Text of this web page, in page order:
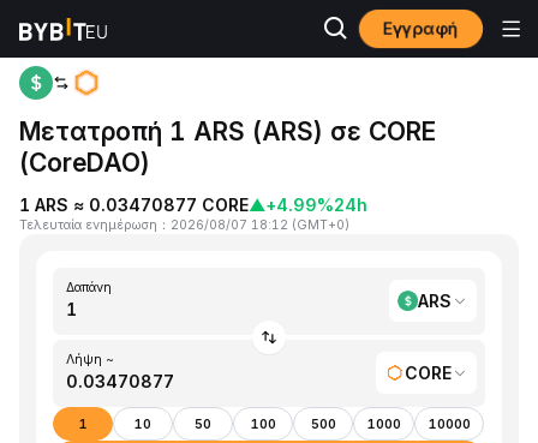
Εγγραφή
Αρχική ARS to CORE
Μετατροπή 1 ARS (ARS) σε CORE
(CoreDAO)
1 ARS ≈ 0.03470877 CORE▲+4.99%24h
Τελευταία ενημέρωση ： 2026/08/07 18:12 (GMT+0)
Δαπάνη
ARS
Λήψη ~
CORE
1 10 50 100 500 1000 10000